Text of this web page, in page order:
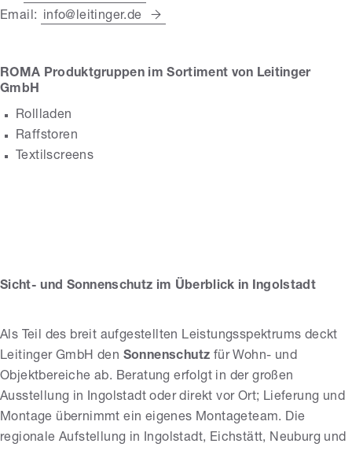
Email:
info@leitinger.de
ROMA Produktgruppen im Sortiment von Leitinger
GmbH
Rollladen
Raffstoren
Textilscreens
Sicht- und Sonnenschutz im Überblick in Ingolstadt
Als Teil des breit aufgestellten Leistungsspektrums deckt
Leitinger GmbH den Sonnenschutz für Wohn- und
Objektbereiche ab. Beratung erfolgt in der großen
Ausstellung in Ingolstadt oder direkt vor Ort; Lieferung und
Montage übernimmt ein eigenes Montageteam. Die
regionale Aufstellung in Ingolstadt, Eichstätt, Neuburg und